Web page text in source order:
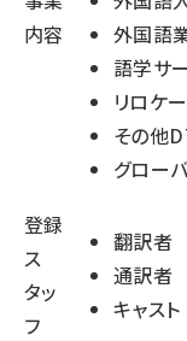
内容
外国語
語学サ
リロケ
その他
グロー
登録
ス
タッ
フ
翻訳
通訳
キャス